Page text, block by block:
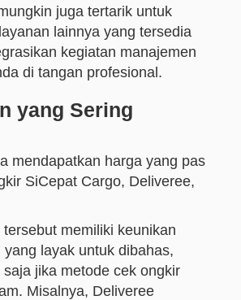
juga tertarik untuk
lainnya yang tersedia
kegiatan manajemen
di tangan profesional.
yang Sering
mendapatkan harga yang pas
SiCepat Cargo, Deliveree,
memiliki keunikan
yang layak untuk dibahas,
jika metode cek ongkir
Misalnya, Deliveree